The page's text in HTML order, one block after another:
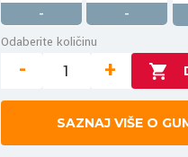
- -
Odaberite količinu
- +
SAZNAJ VIŠE O